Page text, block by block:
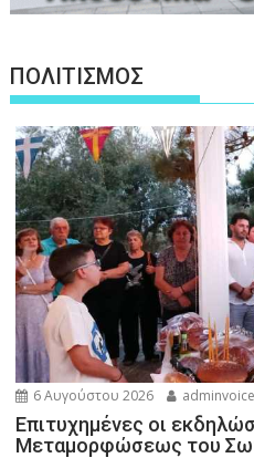
ΠΟΛΙΤΙΣΜΟΣ
6 Αυγούστου 2026 adminvoice
Επιτυχημένες οι
Μεταμορφώσεως του